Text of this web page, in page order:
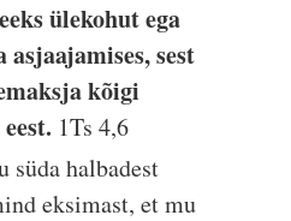
ülekohut ega
asjaajamises, sest
kõigi
1Ts 4,6
süda halbadest
eksimast, et mu